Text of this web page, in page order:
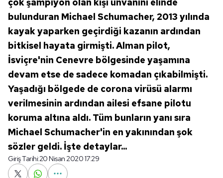
bulunduran Michael Schumacher, 2013 yılında
kayak yaparken geçirdiği kazanın ardından
bitkisel hayata girmişti. Alman pilot,
İsviçre'nin Cenevre bölgesinde yaşamına
devam etse de sadece komadan çıkabilmişti.
Yaşadığı bölgede de corona virüsü alarmı
verilmesinin ardından ailesi efsane pilotu
koruma altına aldı. Tüm bunların yanı sıra
Michael Schumacher'in en yakınından şok
sözler geldi. İşte detaylar...
Giriş Tarihi:20 Nisan 2020 17:29